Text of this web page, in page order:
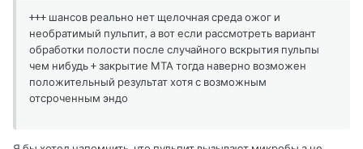
+++ шансов реально нет щелочная среда ожог и
необратимый пульпит, а вот если рассмотреть вариант
обработки полости после случайного вскрытия пульпы
чем нибудь + закрытие МТА тогда наверно возможен
положительный результат хотя с возможным
отсроченным эндо